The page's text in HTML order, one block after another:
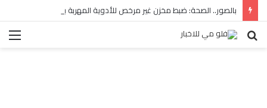
بالصور.. الصحة: ضبط مخزن غير مرخص للأدوية المهربة بالبساتين
بحث